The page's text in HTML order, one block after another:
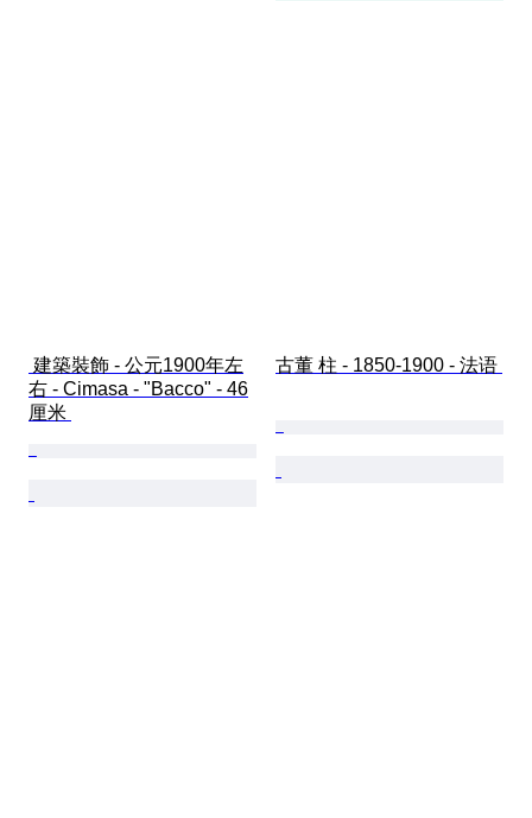
右 - Cimasa - "Bacco" - 46
厘米
古董 柱 - 1850-1900 - 法语